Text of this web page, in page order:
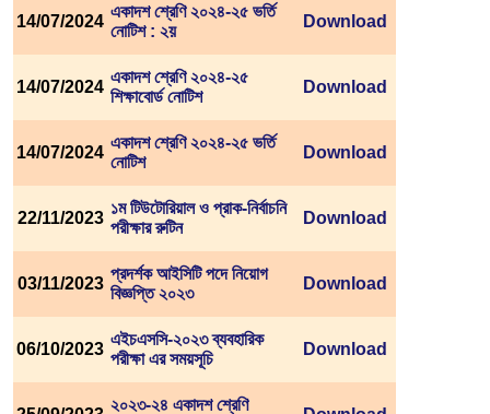
14/07/2024
একাদশ শ্রেণি ২০২৪-২৫ ভর্তি
নোটিশ : ২য়
Download
14/07/2024
একাদশ শ্রেণি ২০২৪-২৫
শিক্ষাবোর্ড নোটিশ
Download
14/07/2024
একাদশ শ্রেণি ২০২৪-২৫ ভর্তি
নোটিশ
Download
22/11/2023
১ম টিউটোরিয়াল ও প্রাক-নির্বাচনি
পরীক্ষার রুটিন
Download
03/11/2023
প্রদর্শক আইসিটি পদে নিয়োগ
বিজ্ঞপ্তি ২০২৩
Download
06/10/2023
এইচএসসি-২০২৩ ব্যবহারিক
পরীক্ষা এর সময়সূচি
Download
২০২৩-২৪ একাদশ শ্রেণি